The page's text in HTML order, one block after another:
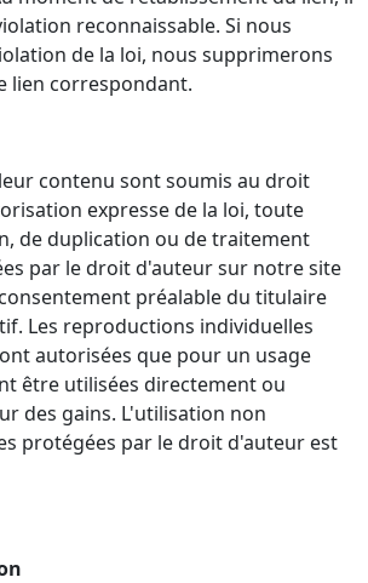
reconnaissable. Si nous
de la loi, nous supprimerons
lien correspondant.
contenu sont soumis au droit
expresse de la loi, toute
de duplication ou de traitement
par le droit d'auteur sur notre site
préalable du titulaire
Les reproductions individuelles
autorisées que pour un usage
être utilisées directement ou
des gains. L'utilisation non
protégées par le droit d'auteur est